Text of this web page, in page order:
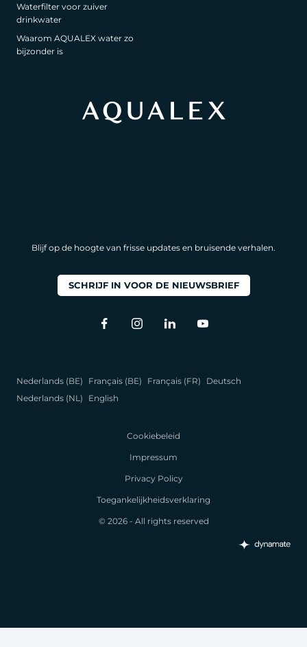
Waterfilter voor zuiver
drinkwater
Waarom AQUALEX water zo
bijzonder is
Blijf op de hoogte van frisse updates en bruisende verhalen.
SCHRIJF IN VOOR DE NIEUWSBRIEF
Nederlands (BE) Français (BE) Français (FR)
Deutsch
Nederlands (NL)
English
Cookiebeleid
Impressum
Privacy Policy
Toegankelijkheidsverklaring
© 2026 - All rights reserved